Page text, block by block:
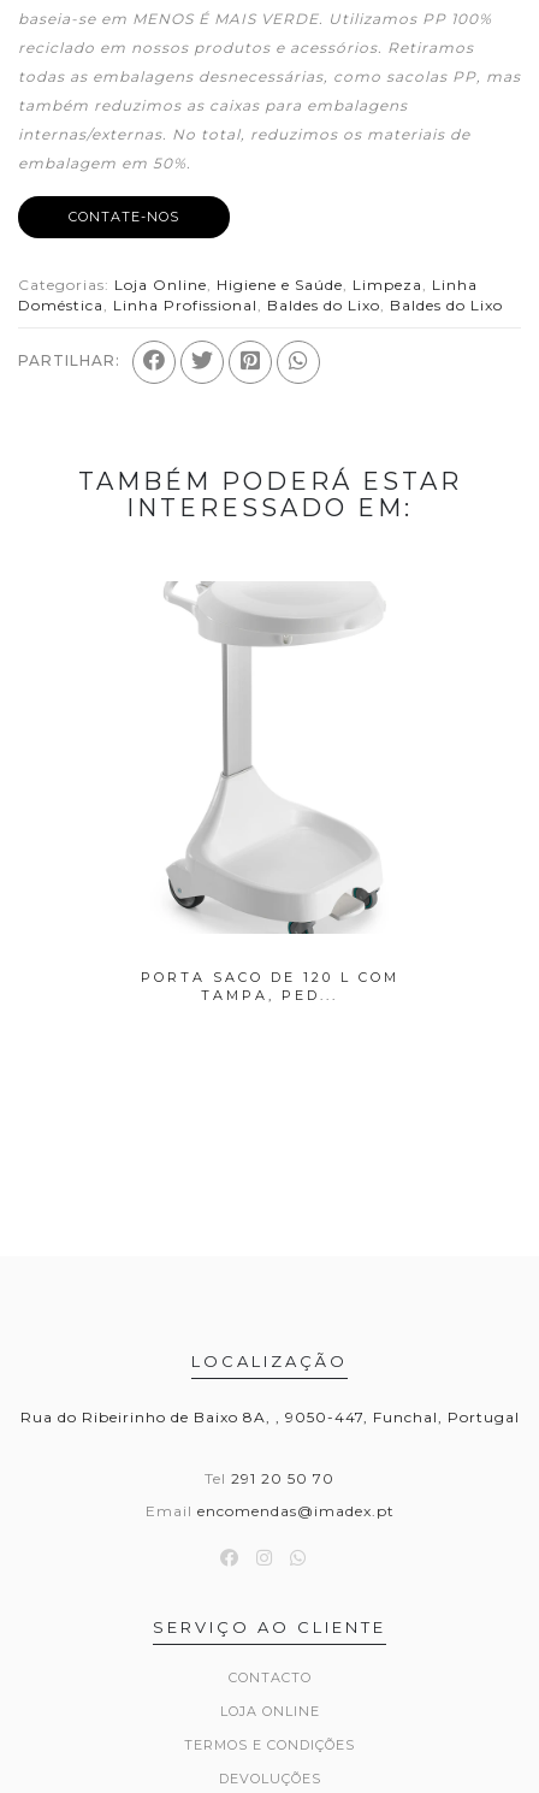
baseia-se em MENOS É MAIS VERDE. Utilizamos PP 100%
reciclado em nossos produtos e acessórios. Retiramos
todas as embalagens desnecessárias, como sacolas PP, mas
também reduzimos as caixas para embalagens
internas/externas. No total, reduzimos os materiais de
embalagem em 50%.
CONTATE-NOS
Categorias: Loja Online, Higiene e Saúde, Limpeza , Linha
Doméstica , Linha Profissional , Baldes do Lixo, Baldes do Lixo
PARTILHAR:
TAMBÉM PODERÁ ESTAR
INTERESSADO EM:
PORTA SACO DE 120 L COM
TAMPA, PED...
LOCALIZAÇÃO
Rua do Ribeirinho de Baixo 8A, , 9050-447, Funchal, Portugal
Tel 291 20 50 70
Email encomendas@imadex.pt
SERVIÇO AO CLIENTE
CONTACTO
LOJA ONLINE
TERMOS E CONDIÇÕES
DEVOLUÇÕES